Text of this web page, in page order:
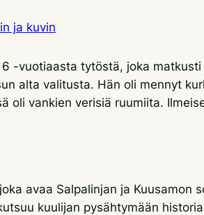
ja kuvin
-vuotiaasta tytöstä, joka
alta valitusta. Hän oli mennyt
oli vankien verisiä ruumiita.
avaa Salpalinjan ja Kuusamon
kuulijan pysähtymään